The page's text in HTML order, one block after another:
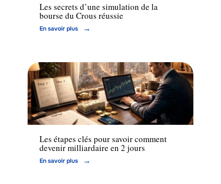
Les secrets d’une simulation de la
bourse du Crous réussie
En savoir plus
Entreprise
Les étapes clés pour savoir comment
devenir milliardaire en 2 jours
En savoir plus